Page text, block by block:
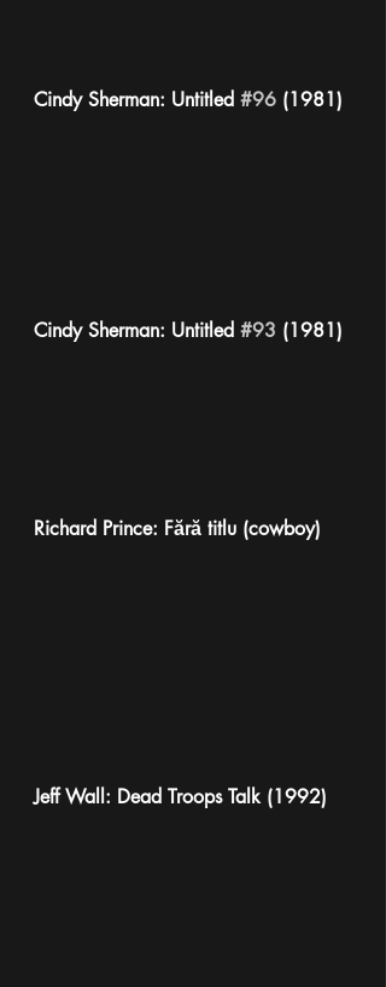
Cindy Sherman: Untitled #96 (1981)
Cindy Sherman: Untitled #93 (1981)
Richard Prince: Fără titlu (cowboy)
Jeff Wall: Dead Troops Talk (1992)